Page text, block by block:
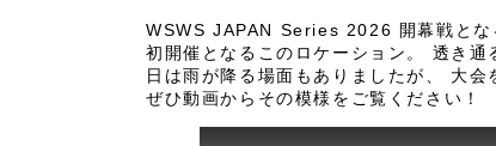
WSWS JAPAN Series 2026 開幕戦とな
初開催となるこのロケーション。 透き
日は雨が降る場面もありましたが、 大
ぜひ動画からその模様をご覧ください！